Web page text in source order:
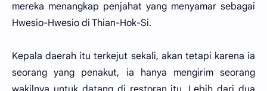
mereka menangkap penjahat yang menyamar sebagai
Hwesio-Hwesio di Thian-Hok-Si.
Kepala daerah itu terkejut sekali, akan tetapi karena ia
seorang yang penakut, ia hanya mengirim seorang